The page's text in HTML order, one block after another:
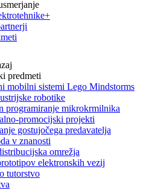
predmeti
mobilni sistemi Lego Mindstorms
robotike
programiranje mikrokrmilnika
promocijski projekti
gostujočega predavatelja
v znanosti
omrežja
elektronskih vezij
tutorstvo